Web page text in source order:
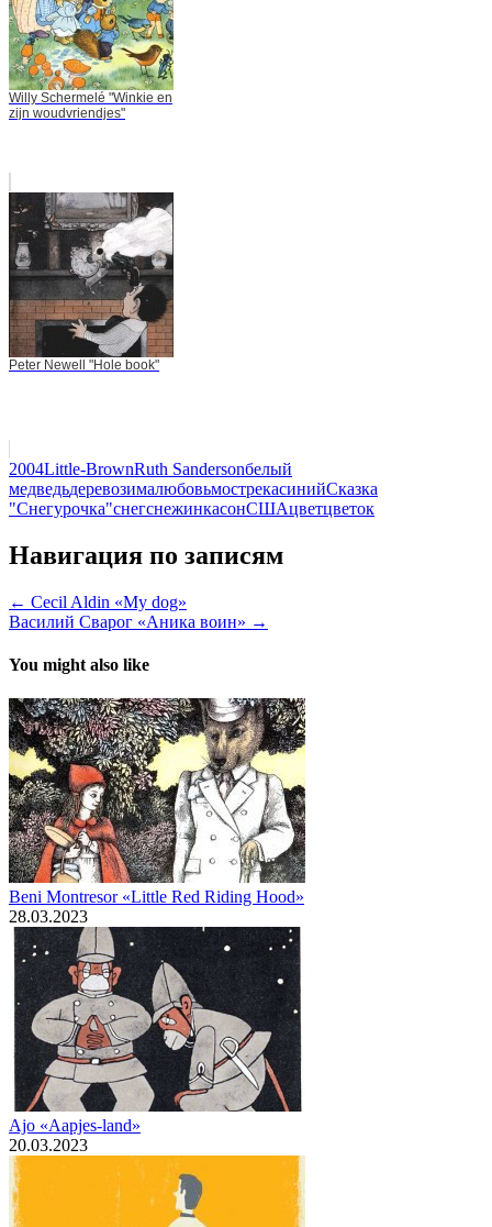
Willy Schermelé "Winkie en
zijn woudvriendjes"
Peter Newell "Hole book"
2004Little-BrownRuth Sandersonбелый
медведьдеревозималюбовьмострекасинийСказка
"Снегурочка"снегснежинкасонСШАцветцветок
Навигация по записям
← Cecil Aldin «My dog»
Василий Сварог «Аника воин» →
You might also like
Beni Montresor «Little Red Riding Hood»
28.03.2023
Ajo «Aapjes-land»
20.03.2023